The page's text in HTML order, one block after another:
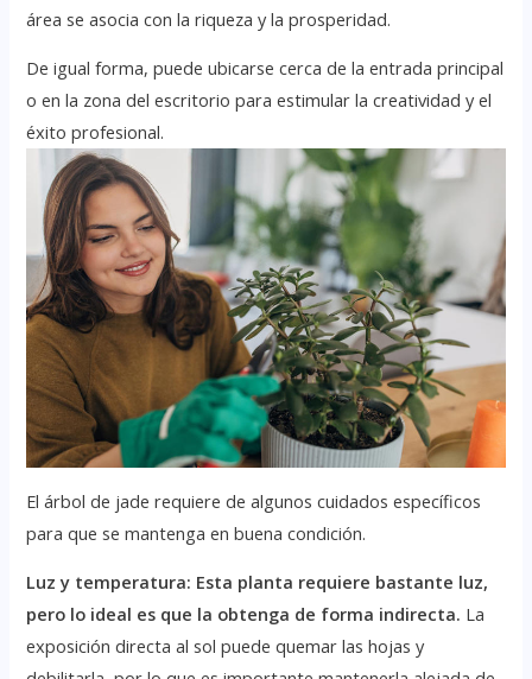
área se asocia con la riqueza y la prosperidad.
De igual forma, puede ubicarse cerca de la entrada principal
o en la zona del escritorio para estimular la creatividad y el
éxito profesional.
El árbol de jade requiere de algunos cuidados específicos
para que se mantenga en buena condición.
Luz y temperatura: Esta planta requiere bastante luz,
pero lo ideal es que la obtenga de forma indirecta. La
exposición directa al sol puede quemar las hojas y